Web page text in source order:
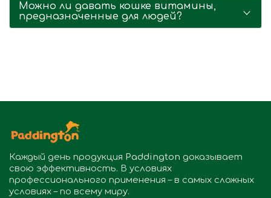
Можно ли давать кошке витамины,
предназначенные для людей?
Каждый день продукция Paddington доказывает
свою эффективность. В условиях
профессионального применения – в самых сложных
условиях – по всему миру.